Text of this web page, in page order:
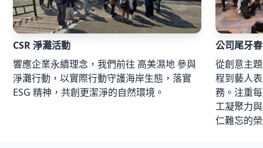
CSR 淨灘活動
響應企業永續理念，我們前往 高美濕地 參與
淨灘行動，以實際行動守護海岸生態，落實
ESG 精神，共創更潔淨的自然環境。
公司尾牙
從創意主
程到藝人
務。注重
工凝聚力
仁難忘的